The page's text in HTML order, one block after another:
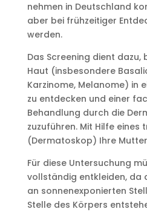
nehmen in Deutschland
aber bei frühzeitiger
werden.
Das Screening dient
Haut (insbesondere
Karzinome, Melanome) in
zu entdecken und einer
Behandlung durch die
zuzuführen. Mit Hilfe
(Dermatoskop) Ihre
Für diese Untersuchung
vollständig entkleiden, da
an sonnenexponierten
Stelle des Körpers